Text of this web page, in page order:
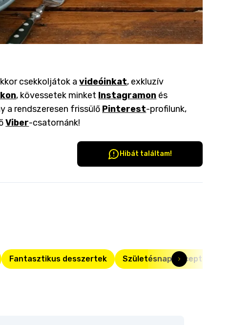
csekkoljátok avideóinkat, exkluzív
, kövessetek minket Instagramon és
a rendszeresen frissülő Pinterest-profilunk,
Viber-csatornánk!
Hibát találtam!
Fantasztikus desszertek Születésnapi receptek